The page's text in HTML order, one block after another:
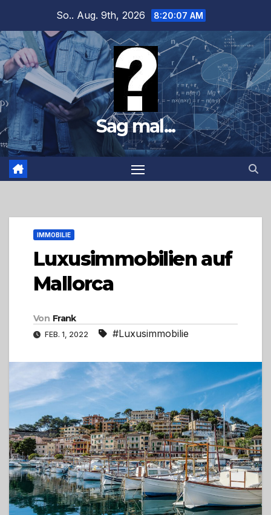
springen
So.. Aug. 9th, 2026 8:20:08 AM
Sag mal...
IMMOBILIE
Luxusimmobilien auf
Mallorca
Von Frank
FEB. 1, 2022 #Luxusimmobilie